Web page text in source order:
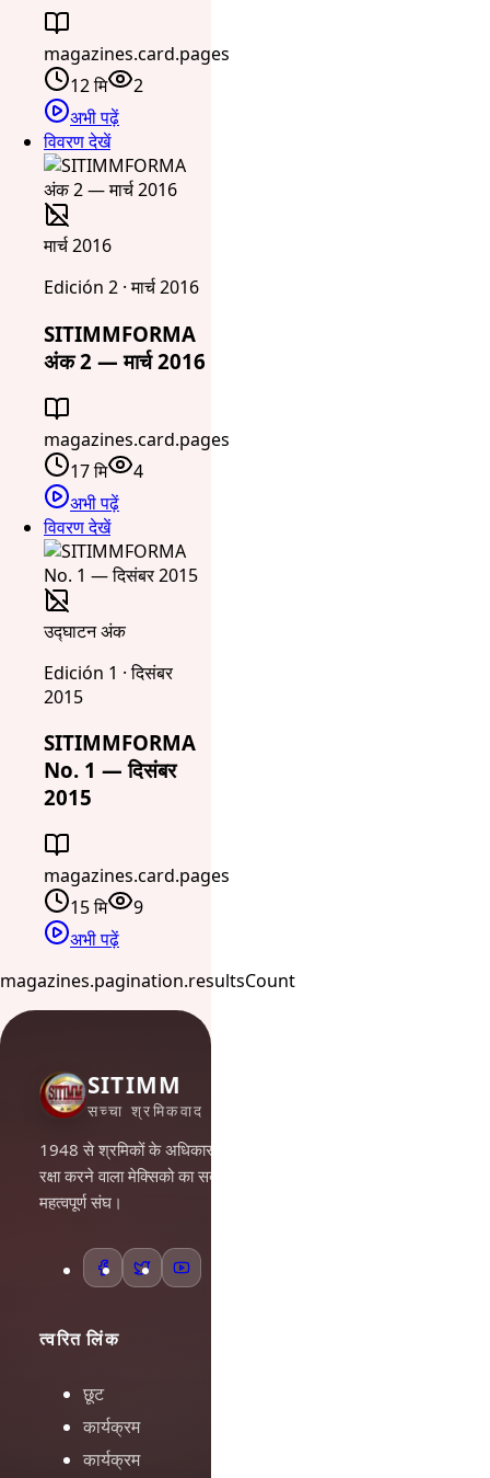
magazines.card.pages
12 मि
2
अभी पढ़ें
विवरण देखें
मार्च 2016
Edición 2 · मार्च 2016
SITIMMFORMA
अंक 2 — मार्च 2016
magazines.card.pages
17 मि
4
अभी पढ़ें
विवरण देखें
उद्घाटन अंक
Edición 1 · दिसंबर
2015
SITIMMFORMA
No. 1 — दिसंबर
2015
magazines.card.pages
15 मि
9
अभी पढ़ें
magazines.pagination.resultsCount
SITIMM
सच्चा श्रमिकवाद
1948 से श्रमिकों के अधिकारों की
रक्षा करने वाला मेक्सिको का सबसे
महत्वपूर्ण संघ।
त्वरित लिंक
छूट
कार्यक्रम
कार्यक्रम